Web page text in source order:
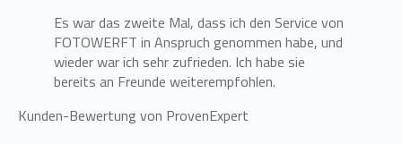
Es war das zweite Mal, dass ich den Service von
FOTOWERFT in Anspruch genommen habe, und
wieder war ich sehr zufrieden. Ich habe sie
bereits an Freunde weiterempfohlen.
Kunden-Bewertung von ProvenExpert